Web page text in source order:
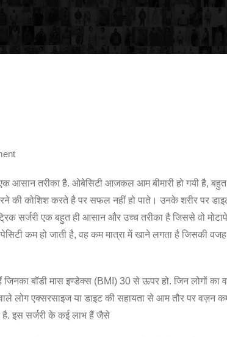
आसान तरीका है. ओबेसिटी आजकल आम बीमारी हो गयी है, बहुत
की कोशिश करते है पर सफल नहीं हो पाते। उनके शरीर पर
सर्जरी एक बहुत ही आसान और उच्च तरीका है जिससे वो
कम हो जाती है, वह कम मात्रा में खाने लगता है जिसकी
हैं जिनका बॉडी मास इण्डेक्स (BMI) 30 से ऊपर हो. जिन लोगों
लोग एक्सरसाइज या डाइट की सहायता से आम तौर पर वज़न
है. इस सर्जरी के कई लाभ हैं जैसे